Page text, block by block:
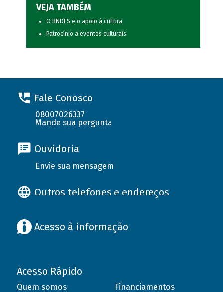
VEJA TAMBÉM
O BNDES e o apoio à cultura
Patrocínio a eventos culturais
Fale Conosco
08007026337
Mande sua pergunta
Ouvidoria
Envie sua mensagem
Outros telefones e endereços
Acesso à informação
Acesso Rápido
Quem somos
Financiamentos